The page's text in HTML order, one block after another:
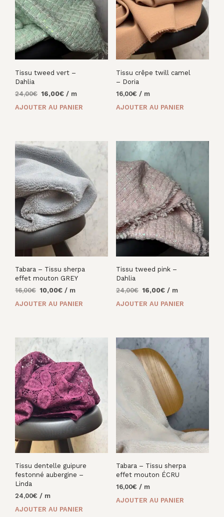
Tissu tweed vert –
Dahlia
24,00€ Le
16,00€Le/ m
AJOUTER AU PANIER
Tissu crêpe twill camel
– Doria
16,00€ / m
AJOUTER AU PANIER
Tabara – Tissu sherpa
effet mouton GREY
16,00€ Le
10,00€Le/ m
AJOUTER AU PANIER
Tissu tweed pink –
Dahlia
24,00€ Le
16,00€Le/ m
AJOUTER AU PANIER
Tissu dentelle guipure
festonné aubergine –
Linda
24,00€ / m
AJOUTER AU PANIER
Tabara – Tissu sherpa
effet mouton ÉCRU
16,00€ / m
AJOUTER AU PANIER